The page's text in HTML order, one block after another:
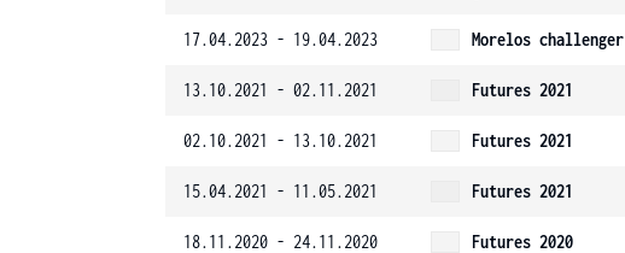
17.04.2023 - 19.04.2023 Morelos challenger
13.10.2021 - 02.11.2021 Futures 2021
02.10.2021 - 13.10.2021 Futures 2021
15.04.2021 - 11.05.2021 Futures 2021
18.11.2020 - 24.11.2020 Futures 2020